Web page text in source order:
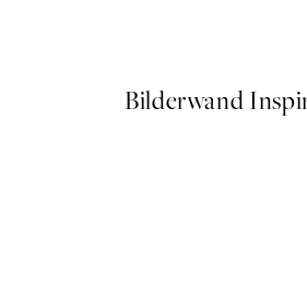
Bilderwand